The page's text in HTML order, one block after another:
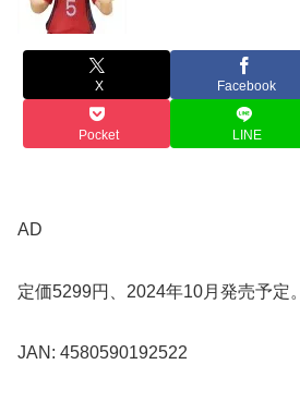
X Facebook
Pocket LINE
AD
定価5299円、2024年10月発売予定。
JAN: 4580590192522